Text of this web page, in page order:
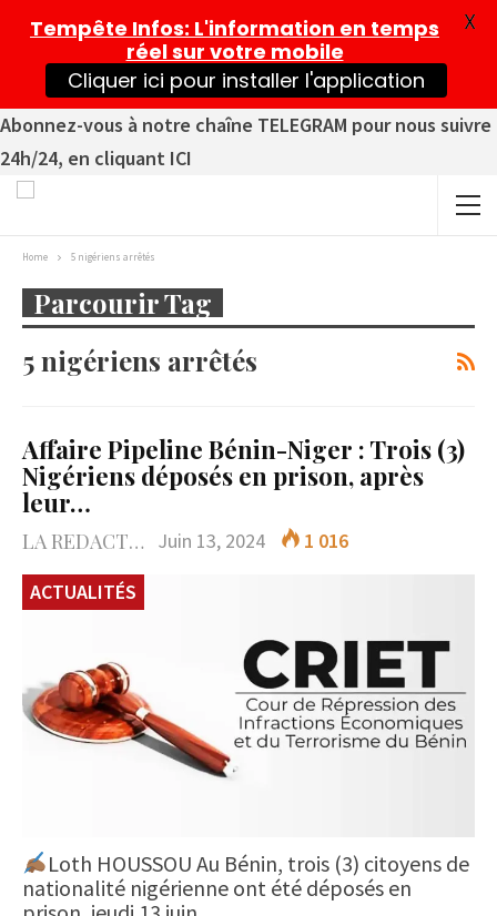
Abonnez-vous à notre chaîne TELEGRAM pour nous suivre
24h/24, en cliquant ICI
Home 5 nigériens arrêtés
Parcourir Tag
5 nigériens arrêtés
Affaire Pipeline Bénin-Niger : Trois (3)
Nigériens déposés en prison, après
leur…
LA REDACTION Juin 13, 2024
1 016
ACTUALITÉS
Loth HOUSSOU Au Bénin, trois (3) citoyens de
nationalité nigérienne ont été déposés en
Tempête Infos: L'information en temps
réel sur votre mobile
Cliquer ici pour installer l'application
X